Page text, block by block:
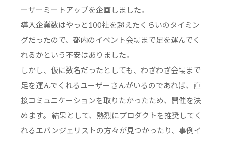
ーザーミートアップを企画しました。
導入企業数はやっと100社を超えたくらいのタイミン
グだったので、都内のイベント会場まで足を運んでく
れるかという不安はありました。
しかし、仮に数名だったとしても、わざわざ会場まで
足を運んでくれるユーザーさんがいるのであれば、直
接コミュニケーションを取りたかったため、開催を決
めます。 結果として、熱烈にプロダクトを推奨してく
れるエバンジェリストの方々が見つかったり、事例イ